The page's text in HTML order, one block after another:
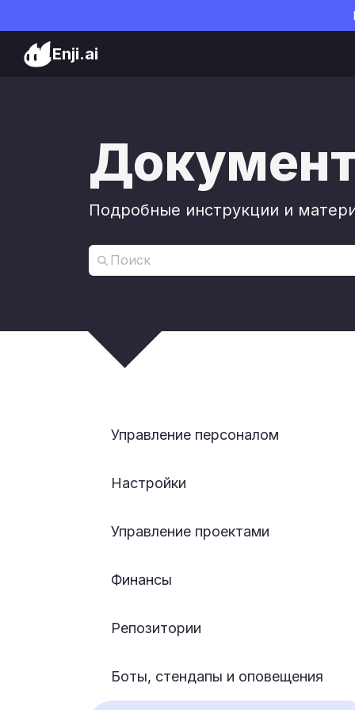
Enji.ai
Подробные инструкции и
Управление персоналом
Настройки
Управление проектами
Финансы
Репозитории
Боты, стендапы и оповещения